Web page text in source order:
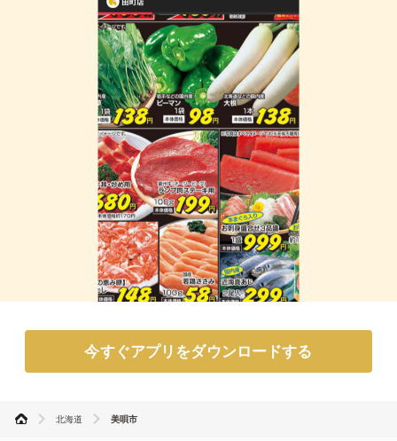
今すぐアプリをダウンロードする
北海道 美唄市